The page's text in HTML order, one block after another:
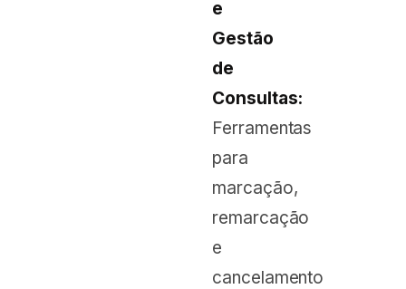
e
Gestão
de
Consultas:
Ferramentas
para
marcação,
remarcação
e
cancelamento